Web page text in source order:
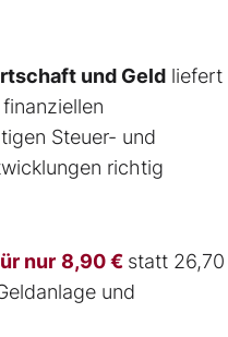
und Geld liefert
Steuer- und
richtig
nur 8,90 € statt 26,70
und